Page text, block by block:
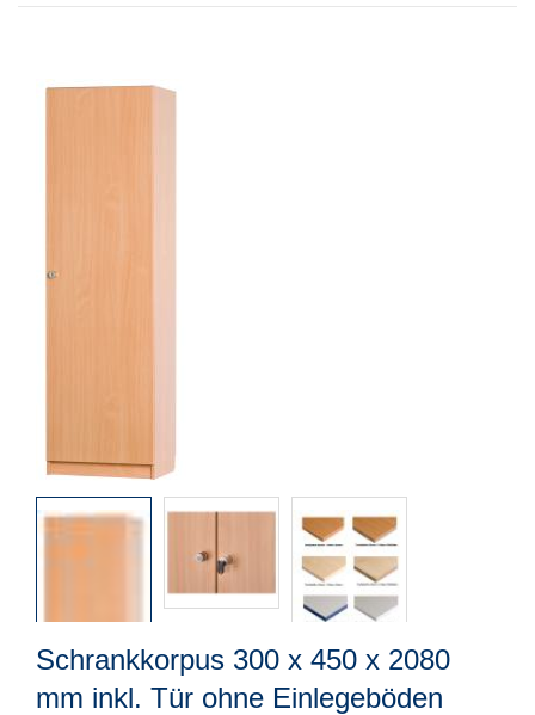
Schrankkorpus 300 x 450 x 2080
mm inkl. Tür ohne Einlegeböden